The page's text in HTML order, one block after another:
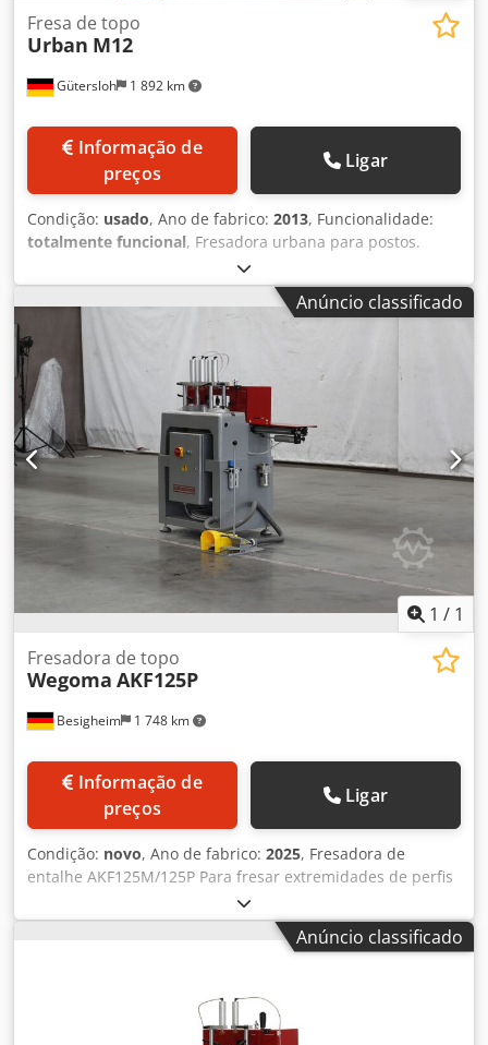
Gütersloh 1 892 km
Fresa de topo
Urban M12
preços
Ligar
Condição: usado, Ano de fabrico: 2013, Funcionalidade:
totalmente funcional, Fresadora urbana para postos.
Anúncio classificado
1 / 1
Besigheim 1 748 km
Fresadora de topo
Wegoma AKF125P
preços
Ligar
Condição: novo, Ano de fabrico: 2025, Fresadora de
entalhe AKF125M/125P Para fresar extremidades de perfis
de plástico e alumínio. Dcjdexta Npjpfx Apyjk Com
dispositivo de troca rápida de cabeçote de fresagem.
Manuseio simples e resultados perfeitos.Anúncio classificado